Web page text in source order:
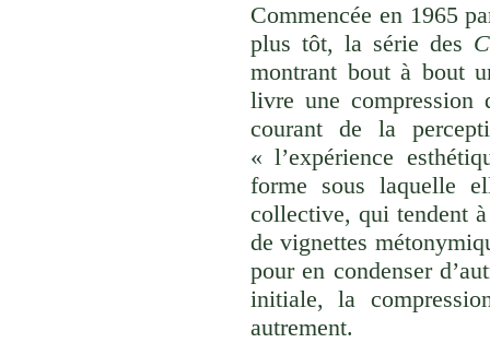
Commencée en 1965
plus tôt, la série des
montrant bout à bout
livre une compression
courant de la
« l’expérience
forme sous laquelle
collective, qui tendent
de vignettes
pour en condenser
initiale, la
autrement.